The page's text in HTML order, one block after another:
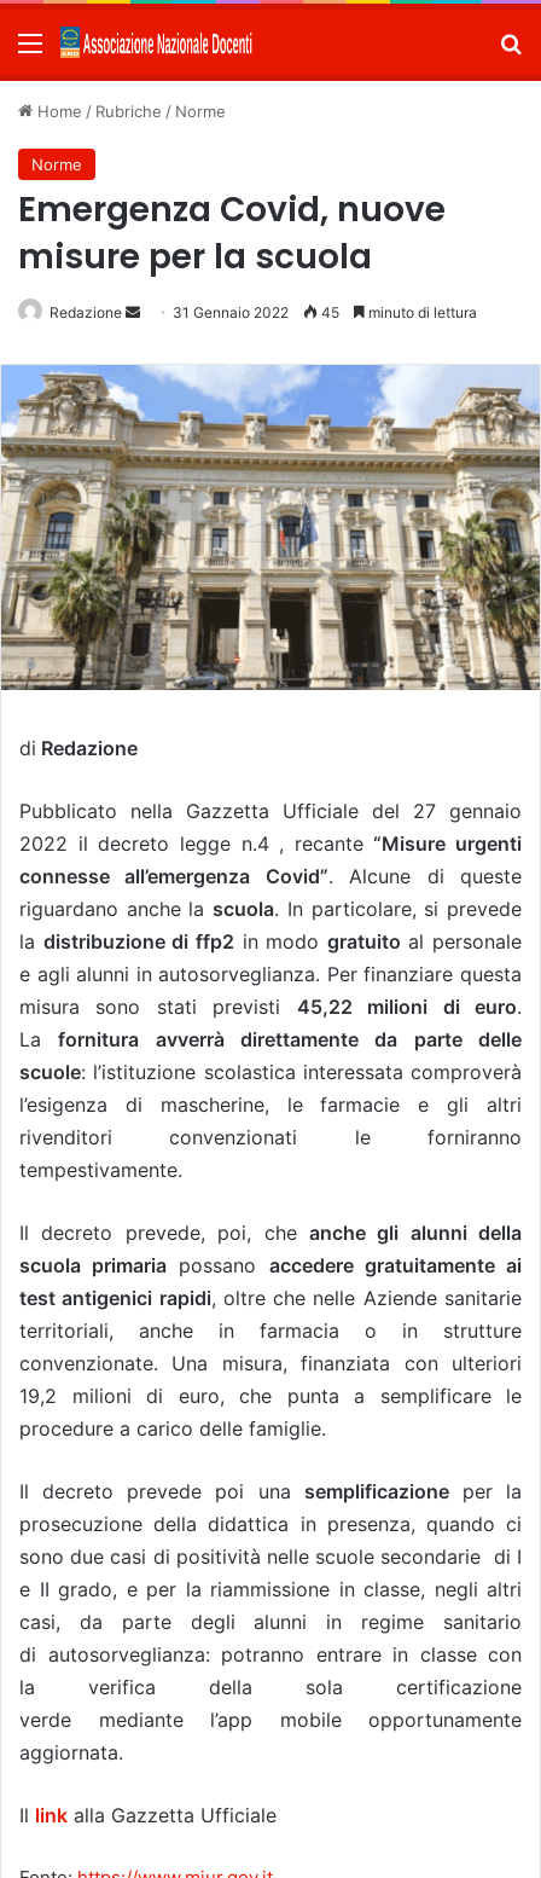
Menu
Home / Rubriche / Norme
Norme
Emergenza Covid, nuove
misure per la scuola
Redazione
Invia 31 Gennaio 2022 45 minuto di lettura
di Redazione
Pubblicato nella Gazzetta Ufficiale del 27 gennaio
2022 il decreto legge n.4 , recante“Misure urgenti
connesse all’emergenza Covid”. Alcune di queste
riguardano anche la scuola. In particolare, si prevede
la distribuzione di ffp2 in modo gratuito al personale
e agli alunni in autosorveglianza. Per finanziare questa
misura sono stati previsti 45,22 milioni di euro.
Lafornitura avverrà direttamente da parte delle
scuole: l’istituzione scolastica interessata comproverà
l’esigenza di mascherine, le farmacie e gli altri
rivenditori convenzionati le forniranno
tempestivamente.
Il decreto prevede, poi, che anche gli alunni della
scuola primaria possano accedere gratuitamente ai
test antigenici rapidi, oltre che nelle Aziende sanitarie
territoriali, anche in farmacia o in strutture
convenzionate. Una misura, finanziata con ulteriori
19,2 milioni di euro, che punta a semplificare le
procedure a carico delle famiglie.
Il decreto prevede poi una semplificazioneper la
prosecuzione della didattica in presenza, quando ci
sono due casi di positività nelle scuole secondarie di I
e II grado, e per la riammissione in classe, negli altri
casi, da parte degli alunni in regime sanitario
di autosorveglianza: potranno entrare in classe con
la verifica della sola certificazione
verde mediante l’app mobile opportunamente
aggiornata.
Il link alla Gazzetta Ufficiale